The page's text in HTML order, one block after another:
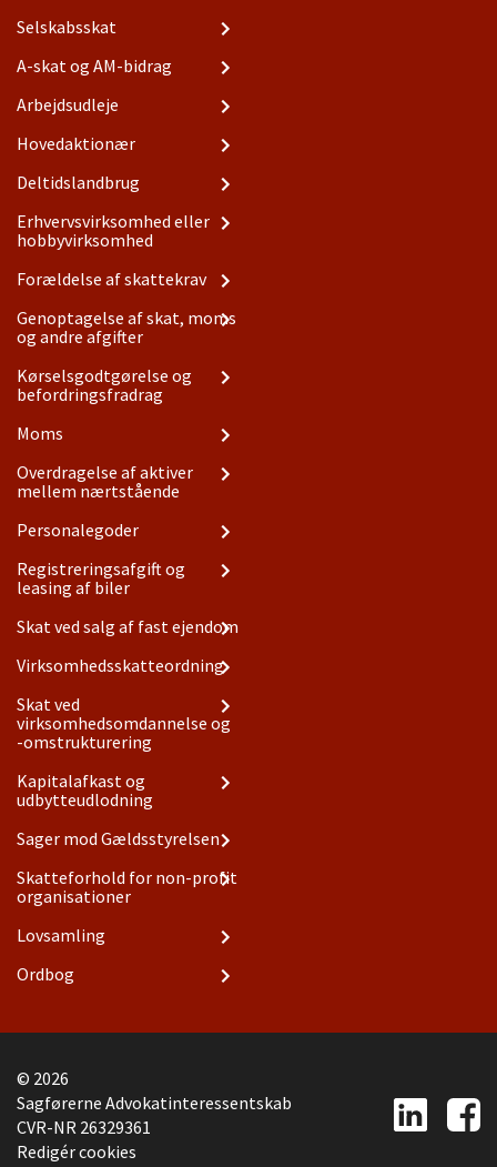
Selskabsskat
A-skat og AM-bidrag
Arbejdsudleje
Hovedaktionær
Deltidslandbrug
Erhvervsvirksomhed eller
hobbyvirksomhed
Forældelse af skattekrav
Genoptagelse af skat, moms
og andre afgifter
Kørselsgodtgørelse og
befordringsfradrag
Moms
Overdragelse af aktiver
mellem nærtstående
Personalegoder
Registreringsafgift og
leasing af biler
Skat ved salg af fast ejendom
Virksomhedsskatteordning
Skat ved
virksomhedsomdannelse og
-omstrukturering
Kapitalafkast og
udbytteudlodning
Sager mod Gældsstyrelsen
Skatteforhold for non-profit
organisationer
Lovsamling
Ordbog
© 2026
|
Sagførerne Advokatinteressentskab
|
CVR-NR 26329361
|Redigér cookies